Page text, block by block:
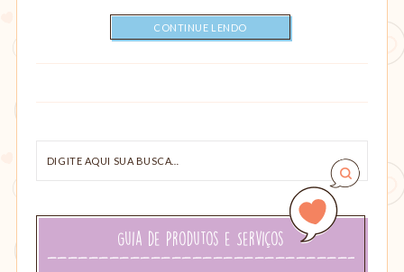
CONTINUE LENDO
aqui
Guia de Produtos e Serviços